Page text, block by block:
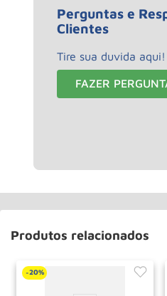
Perguntas e
Clientes
Tire sua duvida aqui!
FAZER
Produtos relacionados
-20%